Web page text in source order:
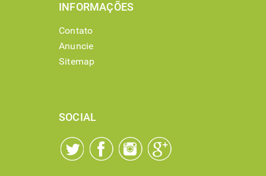
INFORMAÇÕES
Contato
Anuncie
Sitemap
SOCIAL